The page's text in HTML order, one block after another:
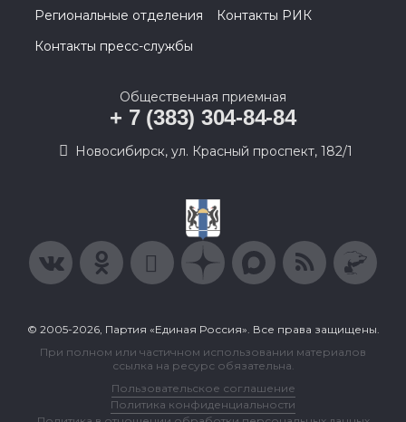
Региональные отделения
Контакты РИК
Контакты пресс-службы
Общественная приемная
+ 7 (383) 304-84-84
Новосибирск, ул. Красный проспект, 182/1
© 2005-2026, Партия «Единая Россия». Все права защищены.
При полном или частичном использовании материалов
ссылка на ресурс обязательна.
Пользовательское соглашение
Политика конфиденциальности